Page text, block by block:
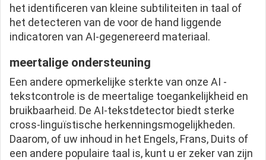
het identificeren van kleine subtiliteiten in taal of
het detecteren van de voor de hand liggende
indicatoren van AI-gegenereerd materiaal.
meertalige ondersteuning
Een andere opmerkelijke sterkte van onze AI -
tekstcontrole is de meertalige toegankelijkheid en
bruikbaarheid. De AI-tekstdetector biedt sterke
cross-linguïstische herkenningsmogelijkheden.
Daarom, of uw inhoud in het Engels, Frans, Duits of
een andere populaire taal is, kunt u er zeker van zijn